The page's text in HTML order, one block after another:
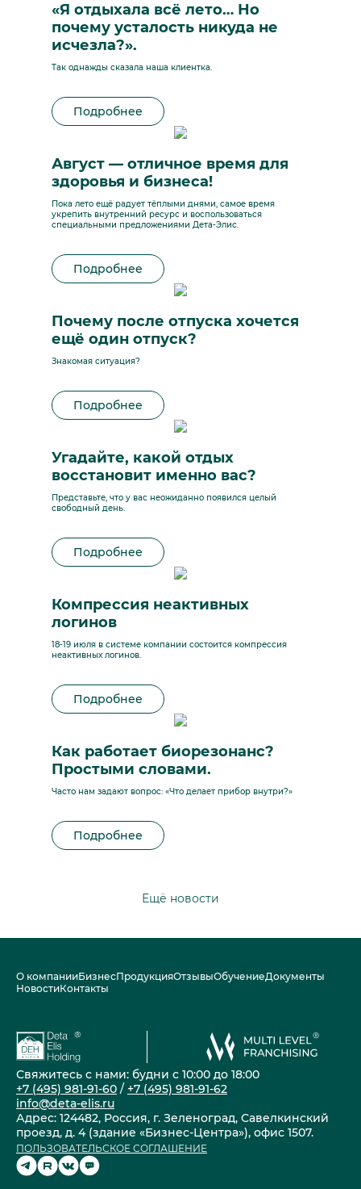
«Я отдыхала всё лето… Но
почему усталость никуда не
исчезла?».
Так однажды сказала наша клиентка.
Подробнее
Август — отличное время для
здоровья и бизнеса!
Пока лето ещё радует тёплыми днями, самое время
укрепить внутренний ресурс и воспользоваться
специальными предложениями Дета-Элис.
Подробнее
Почему после отпуска хочется
ещё один отпуск?
Знакомая ситуация?
Подробнее
Угадайте, какой отдых
восстановит именно вас?
Представьте, что у вас неожиданно появился целый
свободный день.
Подробнее
Компрессия неактивных
логинов
18-19 июля в системе компании состоится компрессия
неактивных логинов.
Подробнее
Как работает биорезонанс?
Простыми словами.
Часто нам задают вопрос: «Что делает прибор внутри?»
Подробнее
Ещё новости
О компанииБизнесПродукцияОтзывыОбучениеДокументы
НовостиКонтакты
Адрес: 124482, Россия, г. Зеленоград, Савелкинский
проезд, д. 4 (здание «Бизнес-Центра»), офис 1507.
ПОЛЬЗОВАТЕЛЬСКОЕ СОГЛАШЕНИЕ
Свяжитесь с нами: будни с 10:00 до 18:00
+7 (495) 981-91-60 / +7 (495) 981-91-62
info@deta-elis.ru